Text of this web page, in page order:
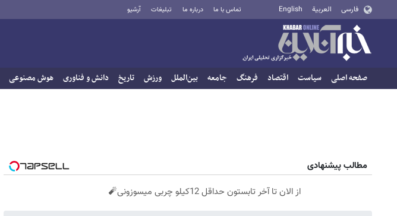
فارسی العربية English تماس با ما درباره ما تبلیغات آرشیو
صفحه اصلی سیاست اقتصاد فرهنگ جامعه بین‌الملل ورزش تاریخ دانش و فناوری هوش مصنوعی
مطالب پیشنهادی
از الان تا آخر تابستون حداقل 12کیلو چربی میسوزونی🧨